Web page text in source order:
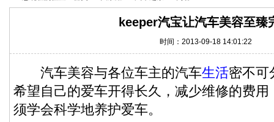
keeper汽宝让汽车美容至臻
时间：2013-09-18 14:01:22
汽车美容与各位车主的汽车生活密不可
希望自己的爱车开得长久，减少维修的费
须学会科学地养护爱车。